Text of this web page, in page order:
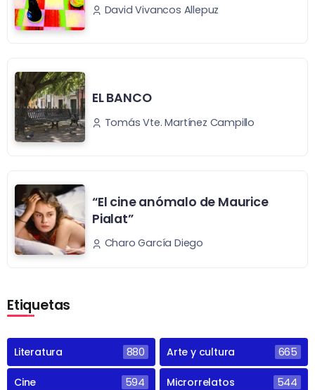
David Vivancos Allepuz
EL BANCO
Tomás Vte. Martínez Campillo
“El cine anómalo de Maurice
Pialat”
Charo García Diego
Etiquetas
Literatura 880 Arte y cultura 665
Cine 594 Microrrelatos 544